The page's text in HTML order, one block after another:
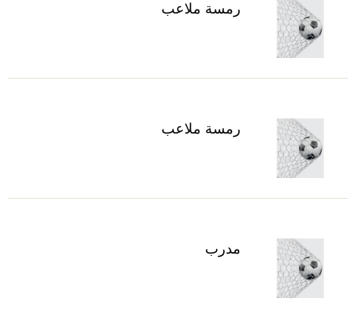
رمسة ملاعب
رمسة ملاعب
مدرب